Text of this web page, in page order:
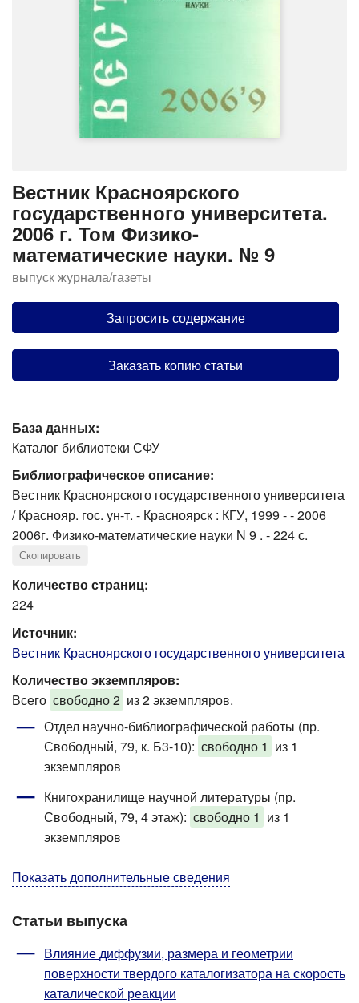
Вестник Красноярского
государственного университета.
2006 г. Том Физико-
математические науки. № 9
выпуск журнала/газеты
Запросить содержание
Заказать копию статьи
База данных:
Каталог библиотеки СФУ
Библиографическое описание:
Вестник Красноярского государственного университета
/ Краснояр. гос. ун-т. - Красноярск : КГУ, 1999 - - 2006
2006г. Физико-математические науки N 9 . - 224 с.
Скопировать
Количество страниц:
224
Источник:
Вестник Красноярского государственного университета
Количество экземпляров:
Всего свободно 2 из 2 экземпляров.
Отдел научно-библиографической работы (пр.
Свободный, 79, к. Б3-10): свободно 1 из 1
экземпляров
Книгохранилище научной литературы (пр.
Свободный, 79, 4 этаж): свободно 1 из 1
экземпляров
Показать дополнительные сведения
Статьи выпуска
Влияние диффузии, размера и геометрии
поверхности твердого каталогизатора на скорость
каталической реакции